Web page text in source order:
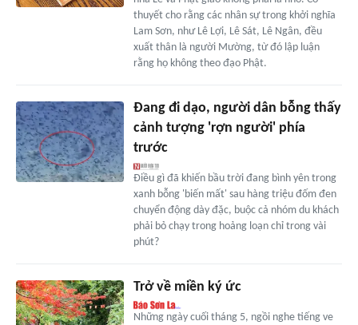
thuyết cho rằng các nhân sự trong khởi nghĩa
Lam Sơn, như Lê Lợi, Lê Sát, Lê Ngân, đều
xuất thân là người Mường, từ đó lập luận
rằng họ không theo đạo Phật.
Đang đi dạo, người dân bỗng thấy
cảnh tượng 'rợn người' phía
trước
Điều gì đã khiến bầu trời đang bình yên trong
xanh bỗng 'biến mất' sau hàng triệu đốm đen
chuyển động dày đặc, buộc cả nhóm du khách
phải bỏ chạy trong hoảng loạn chỉ trong vài
phút?
Trở về miền ký ức
Những ngày cuối tháng 5, ngồi nghe tiếng ve